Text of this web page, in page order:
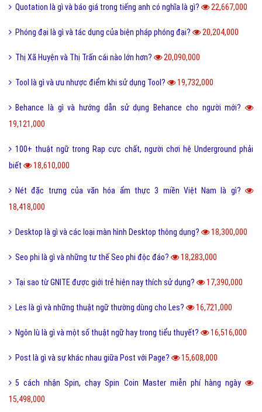
Quotation là gì và báo giá trong tiếng anh có nghĩa là gì? 22,667,000
Phóng đại là gì và tác dụng của biện pháp phóng đại? 20,204,000
Thị Xã Huyện và Thị Trấn cái nào lớn hơn? 20,090,000
Tool là gì và ưu nhược điểm khi sử dụng Tool? 19,732,000
Behance là gì và hướng dẫn sử dụng Behance cho người mới?
19,121,000
100+ thuật ngữ trong Rap cực chất, người chơi hệ Underground phải
biết
18,610,000
Nét đặc trưng của văn hóa ẩm thực 3 miền Việt Nam là gì?
18,418,000
Desktop là gì và các loại màn hình Desktop thông dụng? 18,300,000
Seo phi là gì và những tư thế Seo phi độc đáo? 18,283,000
Tại sao từ GNITE được giới trẻ hiện nay thích sử dụng? 17,390,000
Les là gì và những thuật ngữ thường dùng cho Les? 16,721,000
Ngôn lù là gì và một số thuật ngữ hay trong tiểu thuyết? 16,516,000
Post là gì và sự khác nhau giữa Post với Page? 15,608,000
5 cách nhận Spin, chạy Spin Coin Master miễn phí hàng ngày
15,498,000